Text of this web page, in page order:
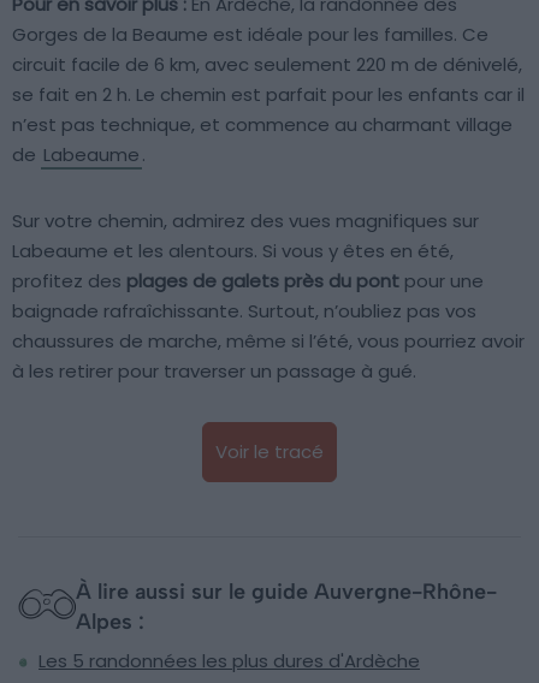
Gorges de la Beaume est idéale pour les familles. Ce
circuit facile de 6 km, avec seulement 220 m de dénivelé,
se fait en 2 h. Le chemin est parfait pour les enfants car il
n’est pas technique, et commence au charmant village
de Labeaume.
Sur votre chemin, admirez des vues magnifiques sur
Labeaume et les alentours. Si vous y êtes en été,
profitez des plages de galets près du pont pour une
baignade rafraîchissante. Surtout, n’oubliez pas vos
chaussures de marche, même si l’été, vous pourriez avoir
à les retirer pour traverser un passage à gué.
Voir le tracé
À lire aussi sur le guide Auvergne-Rhône-
Alpes :
Les 5 randonnées les plus dures d'Ardèche